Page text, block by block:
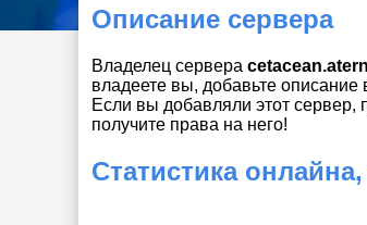
Описание сервера
Владелец сервера
владеете вы, добавьте описание
Если вы добавляли этот сервер,
получите права на него!
Статистика